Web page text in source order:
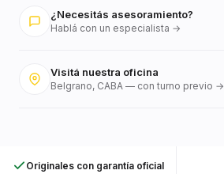
¿Necesitás asesoramiento?
Hablá con un especialista →
Visitá nuestra oficina
Belgrano, CABA — con turno previo →
Originales con garantía oficial